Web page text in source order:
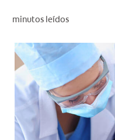
minutos leídos